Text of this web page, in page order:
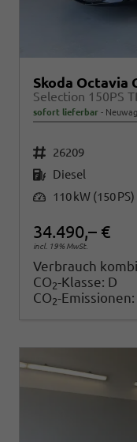
Skoda Octavia
sofort lieferbar
Fahrzeugnr. 26209
Kraftstoff Diesel
Leistung 110 kW (150 PS)
34.490,– €
incl. 19% MwSt.
Verbrauch
CO2-Klasse: D
CO2-Emissionen: